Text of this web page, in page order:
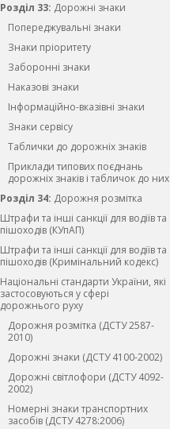
Розділ 33: Дорожні знаки
Попереджувальні знаки
Знаки пріоритету
Заборонні знаки
Наказові знаки
Інформаційно-вказівні знаки
Знаки сервісу
Таблички до дорожніх знаків
Приклади типових поєднань
дорожніх знаків і табличок до них
Розділ 34: Дорожня розмітка
Штрафи та інші санкції для водіїв та
пішоходів (КУпАП)
Штрафи та інші санкції для водіїв та
пішоходів (Кримінальний кодекс)
Національні стандарти України, які
застосовуються у сфері
дорожнього руху
Дорожня розмітка (ДСТУ 2587-
2010)
Дорожні знаки (ДСТУ 4100-2002)
Дорожні світлофори (ДСТУ 4092-
2002)
Номерні знаки транспортних
засобів (ДСТУ 4278:2006)